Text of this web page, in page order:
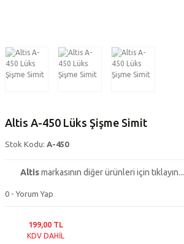
Altis A-450 Lüks Şişme Simit
Stok Kodu: A-450
Altismarkasının diğer ürünleri için tıklayın...
0 - Yorum Yap
199,00 TL
KDV DAHİL